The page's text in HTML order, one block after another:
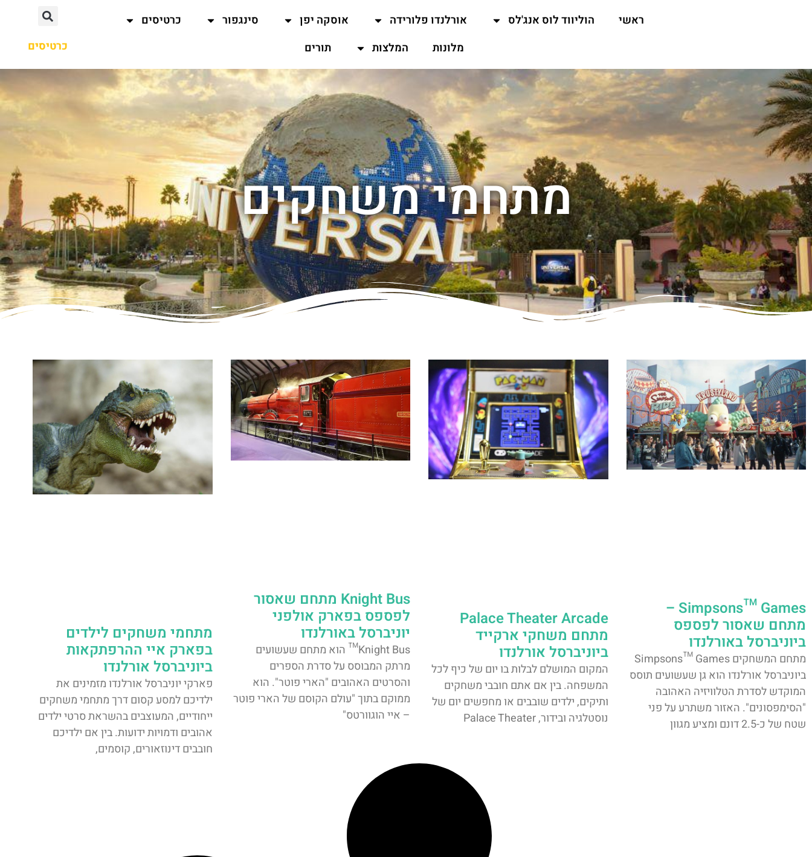
ראשי הוליווד לוס אנג'לס אורלנדו פלורידה אוסקה יפן סינגפור
כרטיסים
מלונות
המלצות תורים כרטיסים
מתחמי משחקים
Simpsons™ Games –
מתחם שאסור לפספס
ביוניברסל באורלנדו
מתחם המשחקים Simpsons™ Games
ביוניברסל אורלנדו הוא גן שעשועים תוסס
המוקדש לסדרת הטלוויזיה האהובה
"הסימפסונים". האזור משתרע על פני
שטח של כ-2.5 דונם ומציע מגוון
Palace Theater Arcade
מתחם משחקי ארקייד
ביוניברסל אורלנדו
המקום המושלם לבלות בו יום של כיף לכל
המשפחה. בין אם אתם חובבי משחקים
ותיקים, ילדים שובבים או מחפשים יום של
נוסטלגיה ובידור, Palace Theater
Knight Bus מתחם שאסור
לפספס בפארק אולפני
יוניברסל באורלנדו
Knight Bus™ הוא מתחם שעשועים
מרתק המבוסס על סדרת הספרים
והסרטים האהובים "הארי פוטר". הוא
ממוקם בתוך "עולם הקוסם של הארי פוטר
– איי הוגוורטס"
מתחמי משחקים לילדים
בפארק איי ההרפתקאות
ביוניברסל אורלנדו
פארקי יוניברסל אורלנדו מזמינים את
ילדיכם למסע קסום דרך מתחמי משחקים
ייחודיים, המעוצבים בהשראת סרטי ילדים
אהובים ודמויות ידועות. בין אם ילדיכם
חובבים דינוזאורים, קוסמים,